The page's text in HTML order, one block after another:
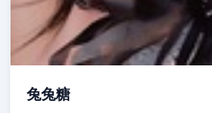
兔兔糖